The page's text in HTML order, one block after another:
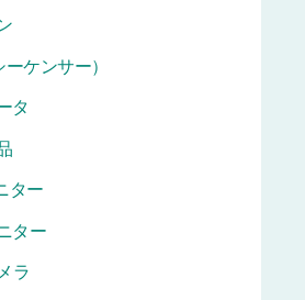
ケンサー）
タ
ター
ター
ラ